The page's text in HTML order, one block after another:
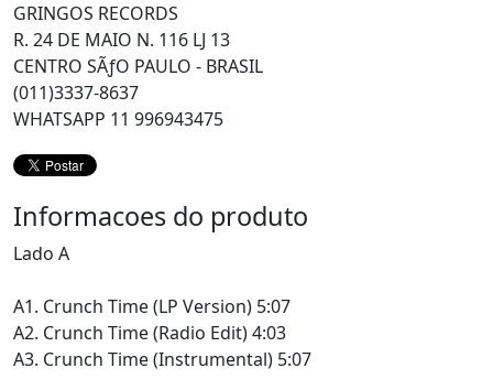
GRINGOS RECORDS
R. 24 DE MAIO N. 116 LJ 13
CENTRO SÃƒO PAULO - BRASIL
(011)3337-8637
WHATSAPP 11 996943475
Informacoes do produto
Lado A
A1. Crunch Time (LP Version) 5:07
A2. Crunch Time (Radio Edit) 4:03
A3. Crunch Time (Instrumental) 5:07